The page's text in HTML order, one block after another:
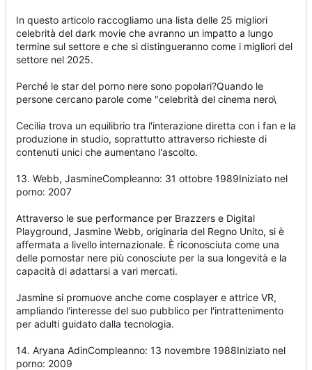
In questo articolo raccogliamo una lista delle 25 migliori
celebrità del dark movie che avranno un impatto a lungo
termine sul settore e che si distingueranno come i migliori del
settore nel 2025.
Perché le star del porno nere sono popolari?Quando le
persone cercano parole come "celebrità del cinema nero\
Cecilia trova un equilibrio tra l'interazione diretta con i fan e la
produzione in studio, soprattutto attraverso richieste di
contenuti unici che aumentano l'ascolto.
13. Webb, JasmineCompleanno: 31 ottobre 1989Iniziato nel
porno: 2007
Attraverso le sue performance per Brazzers e Digital
Playground, Jasmine Webb, originaria del Regno Unito, si è
affermata a livello internazionale. È riconosciuta come una
delle pornostar nere più conosciute per la sua longevità e la
capacità di adattarsi a vari mercati.
Jasmine si promuove anche come cosplayer e attrice VR,
ampliando l'interesse del suo pubblico per l'intrattenimento
per adulti guidato dalla tecnologia.
14. Aryana AdinCompleanno: 13 novembre 1988Iniziato nel
porno: 2009